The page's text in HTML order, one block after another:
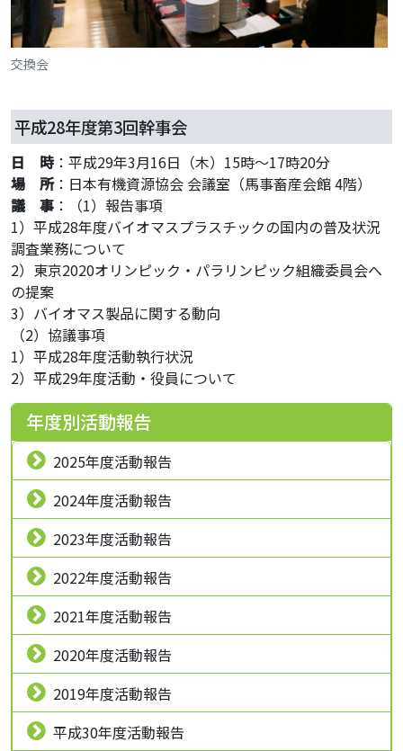
交換会
平成28年度第3回幹事会
日 時：平成29年3月16日（木）15時～17時20分
場 所：日本有機資源協会 会議室（馬事畜産会館 4階）
議 事 ：（1）報告事項
1）平成28年度バイオマスプラスチックの国内の普及状況
調査業務について
2）東京2020オリンピック・パラリンピック組織委員会へ
の提案
3）バイオマス製品に関する動向
（2）協議事項
1）平成28年度活動執行状況
2）平成29年度活動・役員について
年度別活動報告
2025年度活動報告
2024年度活動報告
2023年度活動報告
2022年度活動報告
2021年度活動報告
2020年度活動報告
2019年度活動報告
平成30年度活動報告